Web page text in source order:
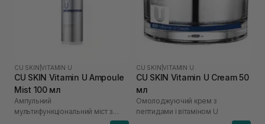
CU SKIN |VITAMIN U
CU SKIN Vitamin U Ampoule
Mist 100 мл
Ампульний
мультифункціональний міст з
CU SKIN |VITAMIN U
CU SKIN Vitamin U Cream 50
мл
Омолоджуючий крем з
пептидами і вітаміном U